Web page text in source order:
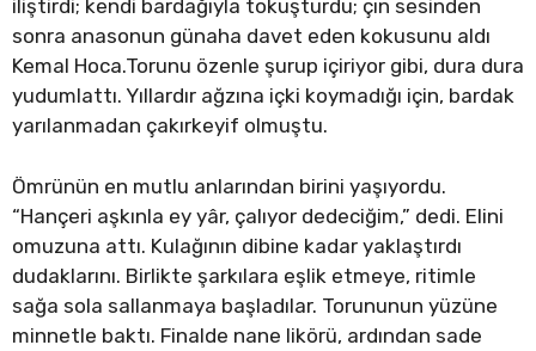
iliştirdi; kendi bardağıyla tokuşturdu; çın sesinden
sonra anasonun günaha davet eden kokusunu aldı
Kemal Hoca.Torunu özenle şurup içiriyor gibi, dura dura
yudumlattı. Yıllardır ağzına içki koymadığı için, bardak
yarılanmadan çakırkeyif olmuştu.
Ömrünün en mutlu anlarından birini yaşıyordu.
“Hançeri aşkınla ey yâr, çalıyor dedeciğim,” dedi. Elini
omuzuna attı. Kulağının dibine kadar yaklaştırdı
dudaklarını. Birlikte şarkılara eşlik etmeye, ritimle
sağa sola sallanmaya başladılar. Torununun yüzüne
minnetle baktı. Finalde nane likörü, ardından sade